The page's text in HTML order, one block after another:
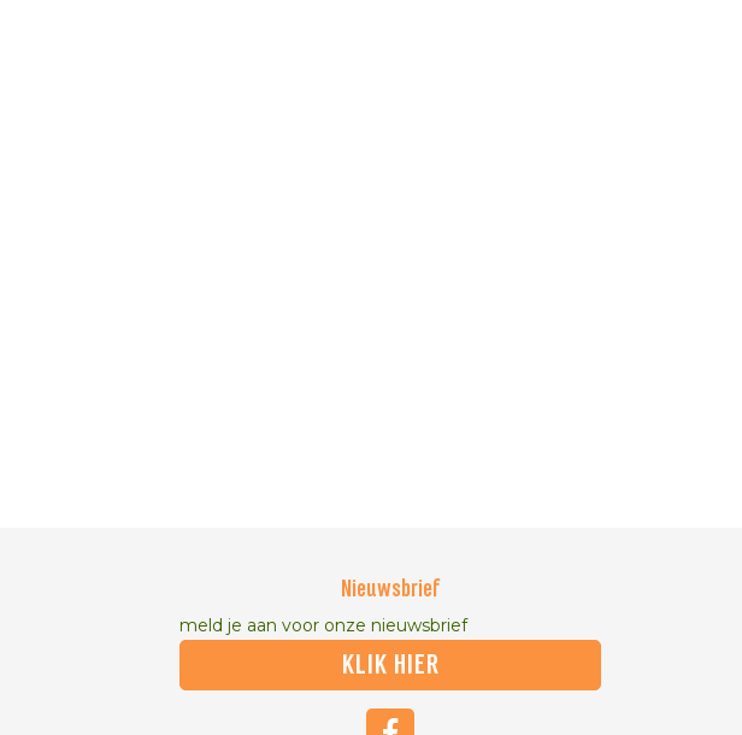
Nieuwsbrief
meld je aan voor onze nieuwsbrief
KLIK HIER